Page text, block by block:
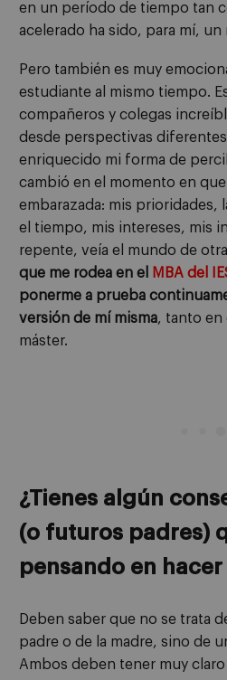
en un período de tiempo tan
acelerado ha sido, para mí,
Pero también es muy
estudiante al mismo tiempo.
compañeros y colegas
desde perspectivas
enriquecido mi forma de
cambió en el momento en
embarazada: mis prioridades,
el tiempo, mis intereses, mis
repente, veía el mundo de
que me rodea en el
MBA del
ponerme a prueba
versión de mí misma, tanto en
máster.
¿Tienes algún
(o futuros padres)
pensando en hacer
Deben saber que no se trata
padre o de la madre, sino de
Ambos deben tener muy